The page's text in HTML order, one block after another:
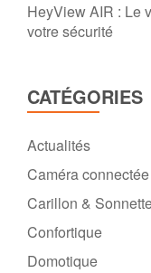
HeyView AIR : Le
votre sécurité
CATÉGORIES
Actualités
Caméra connectée
Carillon &
Confortique
Domotique